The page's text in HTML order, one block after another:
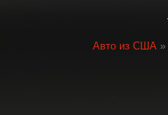
Авто из США»